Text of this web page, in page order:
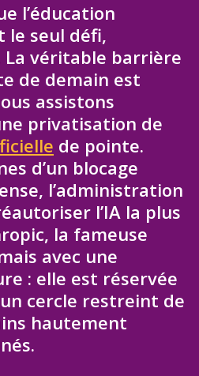
l’éducation
seul défi,
La véritable barrière
de demain est
assistons
privatisation de
de pointe.
d’un blocage
l’administration
l’IA la plus
la fameuse
avec une
: elle est réservée
cercle restreint de
hautement